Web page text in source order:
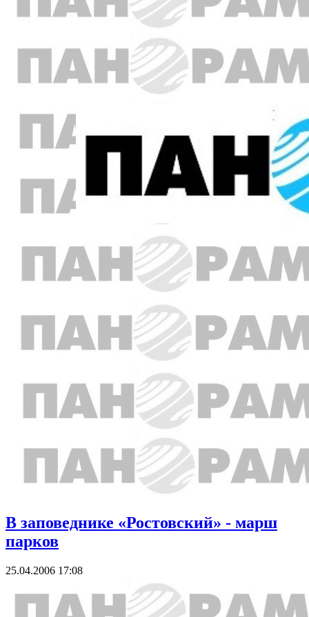
В заповеднике «Ростовский» - марш
парков
25.04.2006 17:08